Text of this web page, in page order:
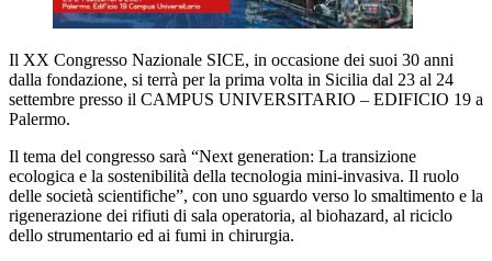
Il XX Congresso Nazionale SICE, in occasione dei suoi 30 anni
dalla fondazione, si terrà per la prima volta in Sicilia dal 23 al 24
settembre presso il CAMPUS UNIVERSITARIO – EDIFICIO 19 a
Palermo.
Il tema del congresso sarà “Next generation: La transizione
ecologica e la sostenibilità della tecnologia mini-invasiva. Il ruolo
delle società scientifiche”, con uno sguardo verso lo smaltimento e la
rigenerazione dei rifiuti di sala operatoria, al biohazard, al riciclo
dello strumentario ed ai fumi in chirurgia.